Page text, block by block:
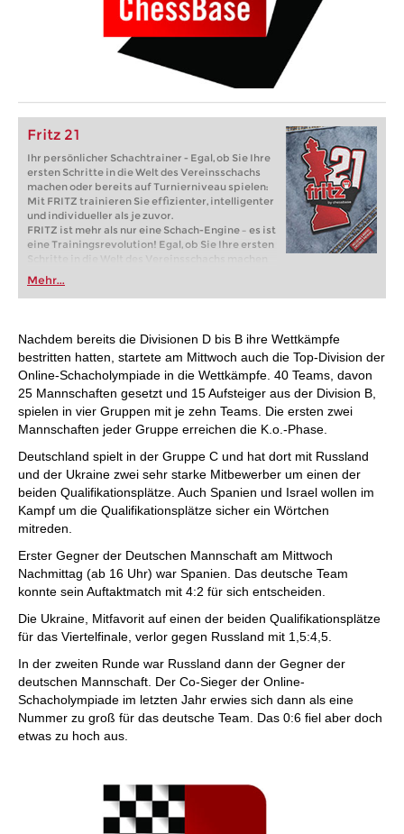
Fritz 21
Ihr persönlicher Schachtrainer - Egal, ob Sie Ihre
ersten Schritte in die Welt des Vereinsschachs
machen oder bereits auf Turnierniveau spielen:
Mit FRITZ trainieren Sie effizienter, intelligenter
und individueller als je zuvor.
FRITZ ist mehr als nur eine Schach-Engine – es ist
eine Trainingsrevolution! Egal, ob Sie Ihre ersten
Schritte in die Welt des Vereinsschachs machen
oder bereits auf Turnierniveau spielen: Mit
FRITZ trainieren Sie effizienter, intelligenter und
individueller als je zuvor.
Mehr...
Nachdem bereits die Divisionen D bis B ihre Wettkämpfe
bestritten hatten, startete am Mittwoch auch die Top-Division der
Online-Schacholympiade in die Wettkämpfe. 40 Teams, davon
25 Mannschaften gesetzt und 15 Aufsteiger aus der Division B,
spielen in vier Gruppen mit je zehn Teams. Die ersten zwei
Mannschaften jeder Gruppe erreichen die K.o.-Phase.
Deutschland spielt in der Gruppe C und hat dort mit Russland
und der Ukraine zwei sehr starke Mitbewerber um einen der
beiden Qualifikationsplätze. Auch Spanien und Israel wollen im
Kampf um die Qualifikationsplätze sicher ein Wörtchen
mitreden.
Erster Gegner der Deutschen Mannschaft am Mittwoch
Nachmittag (ab 16 Uhr) war Spanien. Das deutsche Team
konnte sein Auftaktmatch mit 4:2 für sich entscheiden.
Die Ukraine, Mitfavorit auf einen der beiden Qualifikationsplätze
für das Viertelfinale, verlor gegen Russland mit 1,5:4,5.
In der zweiten Runde war Russland dann der Gegner der
deutschen Mannschaft. Der Co-Sieger der Online-
Schacholympiade im letzten Jahr erwies sich dann als eine
Nummer zu groß für das deutsche Team. Das 0:6 fiel aber doch
etwas zu hoch aus.